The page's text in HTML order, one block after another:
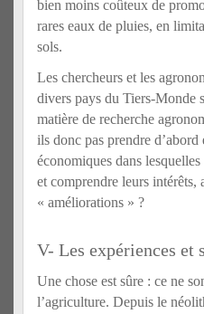
bien moins coûteux de
rares eaux de pluies, en
sols.
Les chercheurs et les
divers pays du Tiers-Monde
matière de recherche
ils donc pas prendre
économiques dans
et comprendre leurs intérêts,
« améliorations » ?
V- Les expériences et
Une chose est sûre : ce ne
l’agriculture. Depuis le